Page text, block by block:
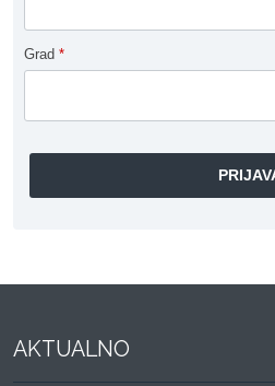
Grad *
AKTUALNO